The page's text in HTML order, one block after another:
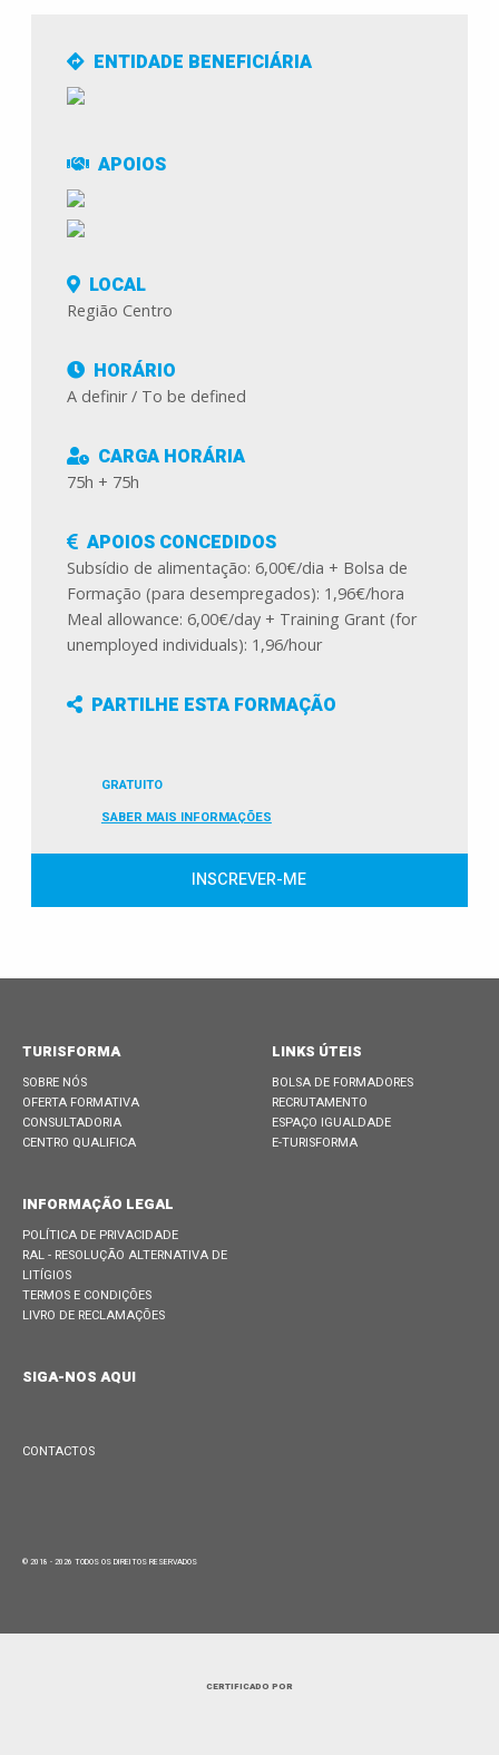
ENTIDADE BENEFICIÁRIA
APOIOS
LOCAL
Região Centro
HORÁRIO
A definir / To be defined
CARGA HORÁRIA
75h + 75h
APOIOS CONCEDIDOS
Subsídio de alimentação: 6,00€/dia + Bolsa de
Formação (para desempregados): 1,96€/hora
Meal allowance: 6,00€/day + Training Grant (for
unemployed individuals): 1,96/hour
PARTILHE ESTA FORMAÇÃO
GRATUITO
SABER MAIS INFORMAÇÕES
INSCREVER-ME
TURISFORMA
SOBRE NÓS
OFERTA FORMATIVA
CONSULTADORIA
CENTRO QUALIFICA
LINKS ÚTEIS
BOLSA DE FORMADORES
RECRUTAMENTO
ESPAÇO IGUALDADE
E-TURISFORMA
INFORMAÇÃO LEGAL
POLÍTICA DE PRIVACIDADE
RAL - RESOLUÇÃO ALTERNATIVA DE
LITÍGIOS
TERMOS E CONDIÇÕES
LIVRO DE RECLAMAÇÕES
SIGA-NOS AQUI
CONTACTOS
© 2018 - 2026 TODOS OS DIREITOS RESERVADOS
CERTIFICADO POR